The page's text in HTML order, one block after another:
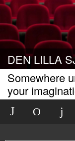
DEN LILLA
Somewhere under the sea and beyond
your